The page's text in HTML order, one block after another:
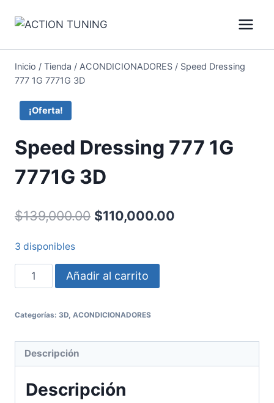
Inicio / Tienda / ACONDICIONADORES / Speed Dressing
777 1G 7771G 3D
¡Oferta!
Speed Dressing 777 1G
7771G 3D
$139,000.00 $110,000.00
3 disponibles
Añadir al carrito
Categorías: 3D ACONDICIONADORES
Descripción
Descripción